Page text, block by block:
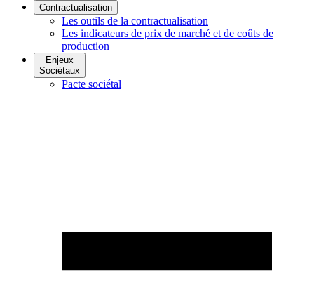
Contractualisation
Les outils de la contractualisation
Les indicateurs de prix de marché et de coûts de
production
Enjeux
Sociétaux
Pacte sociétal